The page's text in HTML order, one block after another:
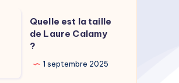
Quelle est la taille
de Laure Calamy
?
1 septembre 2025